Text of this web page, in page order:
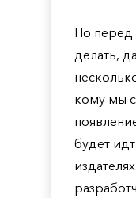
Но перед
делать,
кому мы
будет